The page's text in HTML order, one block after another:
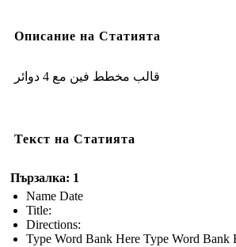
Описание на Статията
قالب مخطط فين مع 4 دوائر
Текст на Статията
Пързалка: 1
Name Date
Title:
Directions:
Type Word Bank Here Type Word Bank